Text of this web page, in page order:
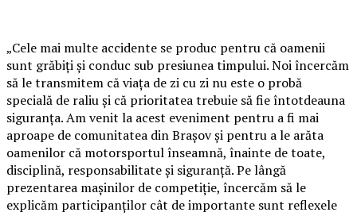
„Cele mai multe accidente se produc pentru că oamenii
sunt grăbiți și conduc sub presiunea timpului. Noi încercăm
să le transmitem că viața de zi cu zi nu este o probă
specială de raliu și că prioritatea trebuie să fie întotdeauna
siguranța. Am venit la acest eveniment pentru a fi mai
aproape de comunitatea din Brașov și pentru a le arăta
oamenilor că motorsportul înseamnă, înainte de toate,
disciplină, responsabilitate și siguranță. Pe lângă
prezentarea mașinilor de competiție, încercăm să le
explicăm participanților cât de importante sunt reflexele